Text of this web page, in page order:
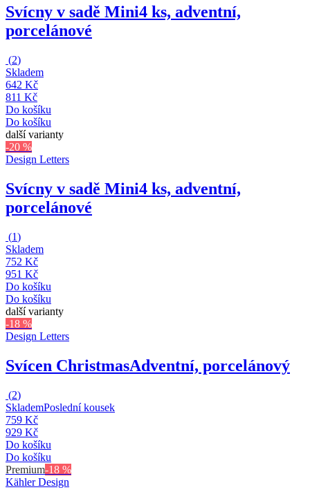
Svícny v sadě Mini4 ks, adventní,
porcelánové
(2)
Skladem
642 Kč
811 Kč
Do košíku
Do košíku
další varianty
-20 %
Design Letters
Svícny v sadě Mini4 ks, adventní,
porcelánové
(1)
Skladem
752 Kč
951 Kč
Do košíku
Do košíku
další varianty
-18 %
Design Letters
Svícen ChristmasAdventní, porcelánový
(2)
SklademPoslední kousek
759 Kč
929 Kč
Do košíku
Do košíku
Premium-18 %
Kähler Design